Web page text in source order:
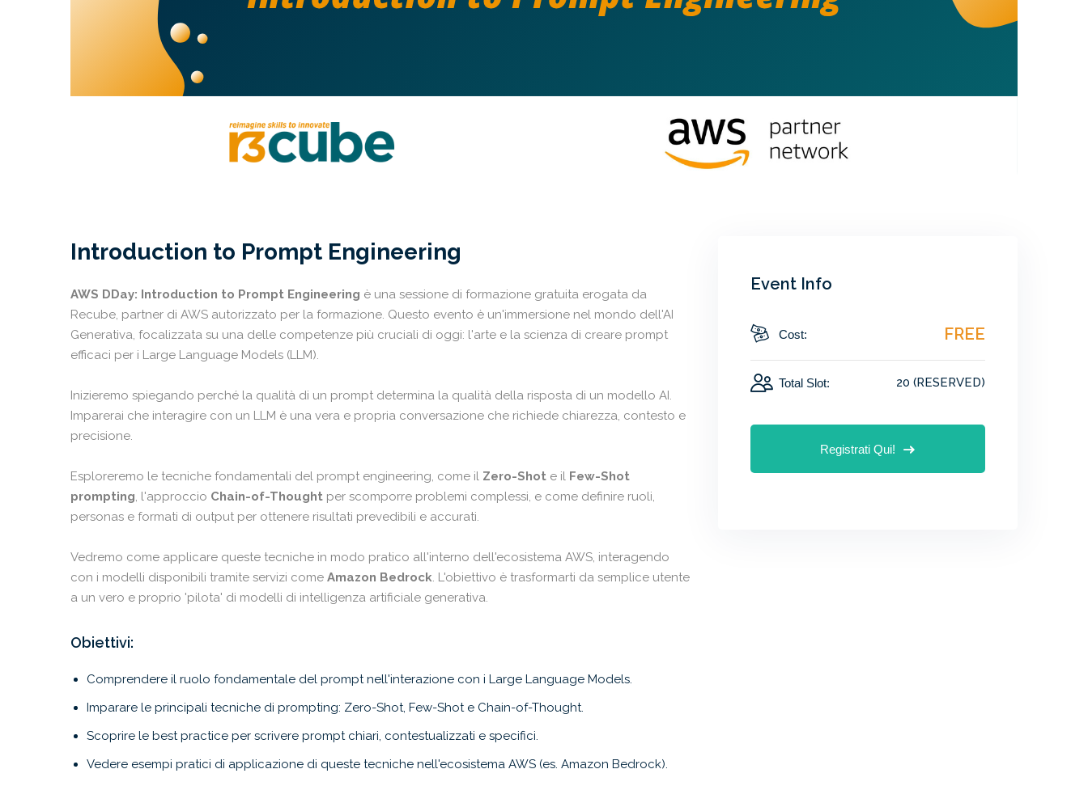
Introduction to Prompt Engineering
AWS DDay: Introduction to Prompt Engineering è una sessione di formazione gratuita erogata da
Recube, partner di AWS autorizzato per la formazione. Questo evento è un'immersione nel mondo dell'AI
Generativa, focalizzata su una delle competenze più cruciali di oggi: l'arte e la scienza di creare prompt
efficaci per i Large Language Models (LLM).
Inizieremo spiegando perché la qualità di un prompt determina la qualità della risposta di un modello AI.
Imparerai che interagire con un LLM è una vera e propria conversazione che richiede chiarezza, contesto e
precisione.
Esploreremo le tecniche fondamentali del prompt engineering, come il Zero-Shot e il Few-Shot
prompting, l'approccio Chain-of-Thought per scomporre problemi complessi, e come definire ruoli,
personas e formati di output per ottenere risultati prevedibili e accurati.
Vedremo come applicare queste tecniche in modo pratico all'interno dell'ecosistema AWS, interagendo
con i modelli disponibili tramite servizi come Amazon Bedrock. L'obiettivo è trasformarti da semplice utente
a un vero e proprio 'pilota' di modelli di intelligenza artificiale generativa.
Obiettivi:
Comprendere il ruolo fondamentale del prompt nell'interazione con i Large Language Models.
Imparare le principali tecniche di prompting: Zero-Shot, Few-Shot e Chain-of-Thought.
Scoprire le best practice per scrivere prompt chiari, contestualizzati e specifici.
Vedere esempi pratici di applicazione di queste tecniche nell'ecosistema AWS (es. Amazon Bedrock).
Event Info
Cost: FREE
Total Slot: 20 (RESERVED)
Registrati Qui!